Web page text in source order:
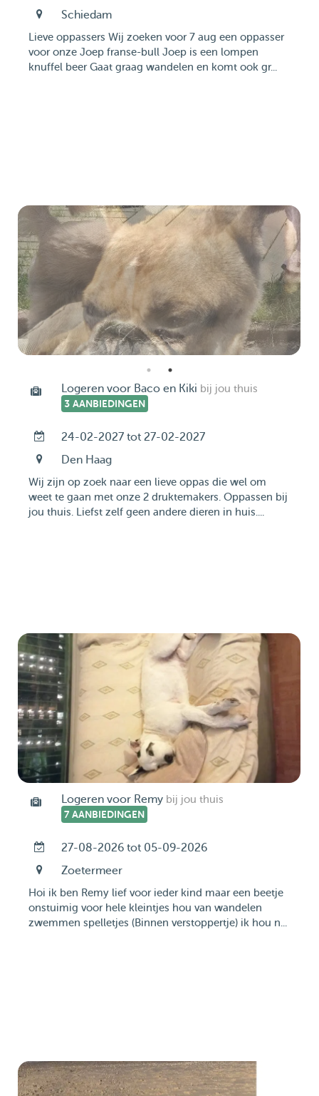
Schiedam
Lieve oppassers Wij zoeken voor 7 aug een oppasser
voor onze Joep franse-bull Joep is een lompen
knuffel beer Gaat graag wandelen en komt ook gr...
Logeren voor Baco en Kiki bij jou thuis
3 AANBIEDINGEN
24-02-2027 tot 27-02-2027
Den Haag
Wij zijn op zoek naar een lieve oppas die wel om
weet te gaan met onze 2 druktemakers. Oppassen bij
jou thuis. Liefst zelf geen andere dieren in huis....
Logeren voor Remy bij jou thuis
7 AANBIEDINGEN
27-08-2026 tot 05-09-2026
Zoetermeer
Hoi ik ben Remy lief voor ieder kind maar een beetje
onstuimig voor hele kleintjes hou van wandelen
zwemmen spelletjes (Binnen verstoppertje) ik hou n...